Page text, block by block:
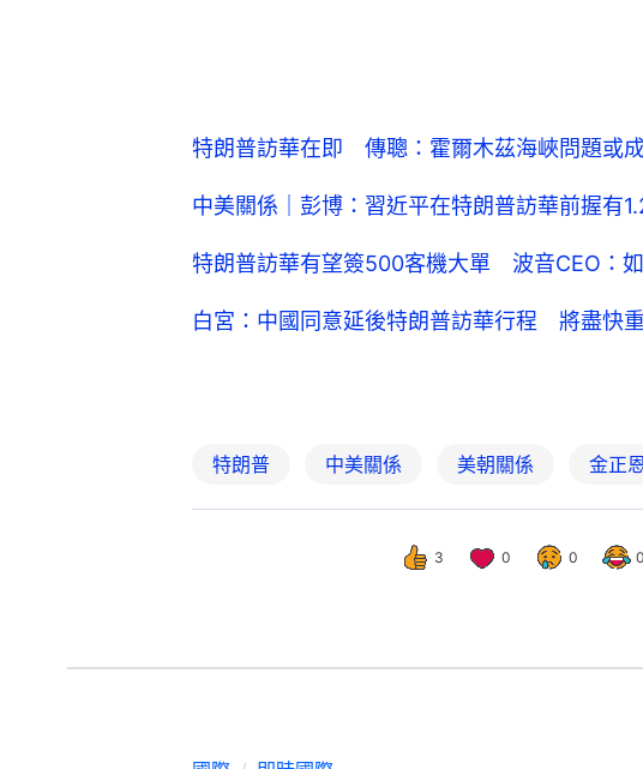
特朗普訪華在即 傳聰：霍爾木茲海峽問題或
中美關係｜彭博：習近平在特朗普訪華前握有
特朗普訪華有望簽500客機大單 波音CEO：
白宮：中國同意延後特朗普訪華行程 將盡快
特朗普 中美關係 美朝關係 金正
3 0 0 0